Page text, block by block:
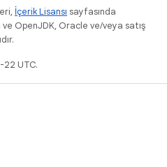
İçerik Lisansı sayfasında
OpenJDK, Oracle ve/veya satış
UTC.